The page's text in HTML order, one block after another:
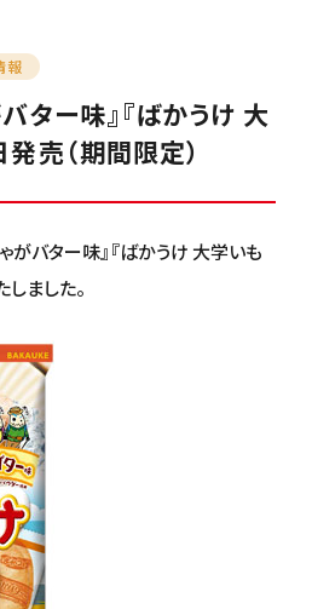
報
ター味』『ばかうけ 大
売（期間限定）
がバター味』『ばかうけ 大学いも
ました。